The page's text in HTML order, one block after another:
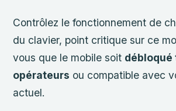
Contrôlez le fonctionnement de
du clavier, point critique sur ce
vous que le mobile soit débloqué
opérateurs ou compatible avec
actuel.